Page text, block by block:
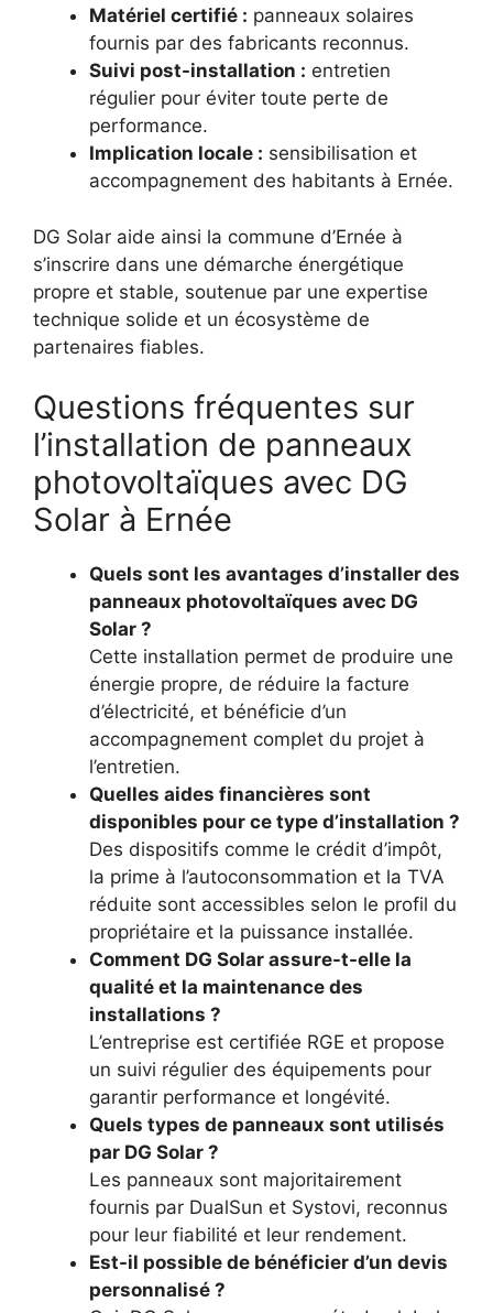
Matériel certifié : panneaux solaires
fournis par des fabricants reconnus.
Suivi post-installation : entretien
régulier pour éviter toute perte de
performance.
Implication locale : sensibilisation et
accompagnement des habitants à Ernée.
DG Solar aide ainsi la commune d’Ernée à
s’inscrire dans une démarche énergétique
propre et stable, soutenue par une expertise
technique solide et un écosystème de
partenaires fiables.
Questions fréquentes sur
l’installation de panneaux
photovoltaïques avec DG
Solar à Ernée
Quels sont les avantages d’installer des
panneaux photovoltaïques avec DG
Solar ?
Cette installation permet de produire une
énergie propre, de réduire la facture
d’électricité, et bénéficie d’un
accompagnement complet du projet à
l’entretien.
Quelles aides financières sont
disponibles pour ce type d’installation ?
Des dispositifs comme le crédit d’impôt,
la prime à l’autoconsommation et la TVA
réduite sont accessibles selon le profil du
propriétaire et la puissance installée.
Comment DG Solar assure-t-elle la
qualité et la maintenance des
installations ?
L’entreprise est certifiée RGE et propose
un suivi régulier des équipements pour
garantir performance et longévité.
Quels types de panneaux sont utilisés
par DG Solar ?
Les panneaux sont majoritairement
fournis par DualSun et Systovi, reconnus
pour leur fiabilité et leur rendement.
Est-il possible de bénéficier d’un devis
personnalisé ?